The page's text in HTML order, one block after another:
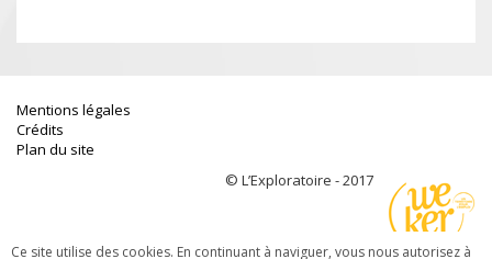
Ce site utilise des cookies. En continuant à naviguer, vous nous autorisez à
Mentions légales
Crédits
Plan du site
© L’Exploratoire - 2017